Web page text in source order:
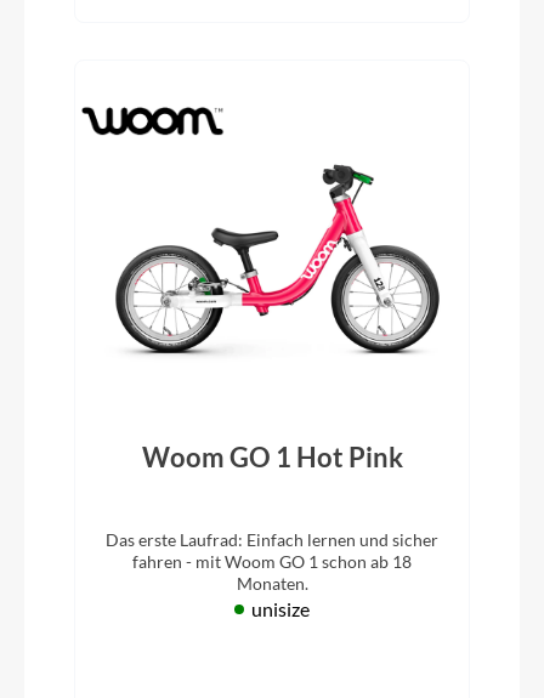
Woom GO 1 Hot Pink
Das erste Laufrad: Einfach lernen und sicher
fahren - mit Woom GO 1 schon ab 18
Monaten.
unisize